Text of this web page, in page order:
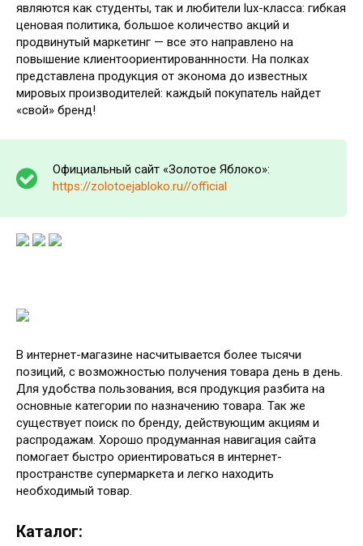
являются как студенты, так и любители lux-класса: гибкая
ценовая политика, большое количество акций и
продвинутый маркетинг — все это направлено на
повышение клиентоориентированнности. На полках
представлена продукция от эконома до известных
мировых производителей: каждый покупатель найдет
«свой» бренд!
Официальный сайт «Золотое Яблоко»:
https://zolotoejabloko.ru//official
В интернет-магазине насчитывается более тысячи
позиций, с возможностью получения товара день в день.
Для удобства пользования, вся продукция разбита на
основные категории по назначению товара. Так же
существует поиск по бренду, действующим акциям и
распродажам. Хорошо продуманная навигация сайта
помогает быстро ориентироваться в интернет-
пространстве супермаркета и легко находить
необходимый товар.
Каталог: